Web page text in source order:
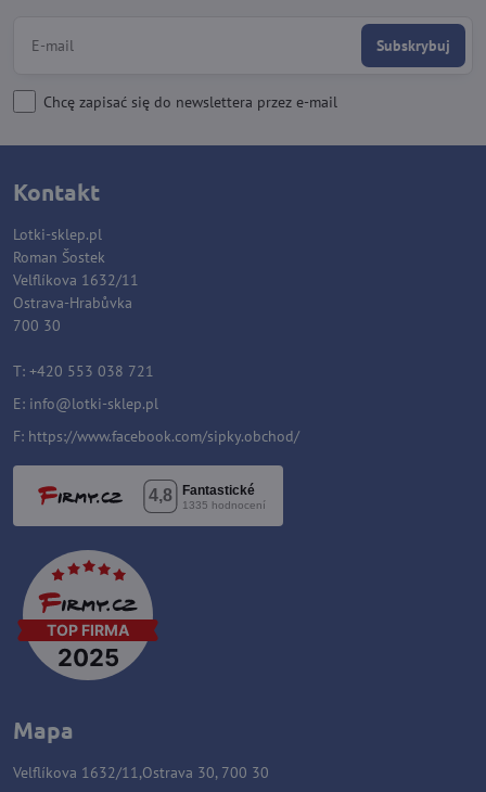
Subskrybuj
Chcę zapisać się do newslettera przez e-mail
Kontakt
Lotki-sklep.pl
Roman Šostek
Velflíkova 1632/11
Ostrava-Hrabůvka
700 30
T: +420 553 038 721
E: info@lotki-sklep.pl
F: https://www.facebook.com/sipky.obchod/
Mapa
Velflíkova 1632/11,Ostrava 30, 700 30